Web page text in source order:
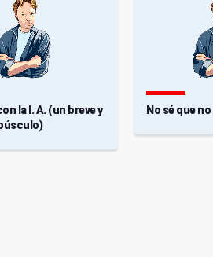
la I. A. (un breve y
No sé que